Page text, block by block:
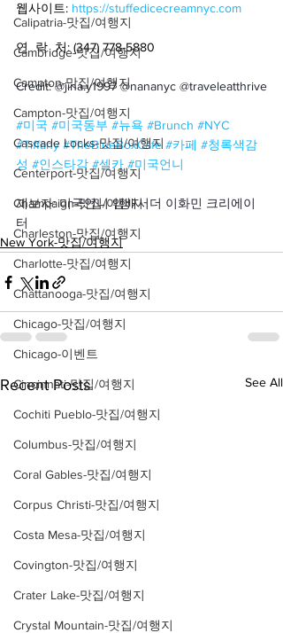
Calipatria-맛집/여행지
Cambridge-맛집/여행지
Campton-맛집/여행지
Campton-맛집/여행지
Cascade Locks-맛집/여행지
Centerport-맛집/여행지
Champaign-맛집/여행지
Charleston-맛집/여행지
Charlotte-맛집/여행지
Chattanooga-맛집/여행지
Chicago-맛집/여행지
Chicago-이벤트
Cincinnati-맛집/여행지
Cochiti Pueblo-맛집/여행지
Columbus-맛집/여행지
Coral Gables-맛집/여행지
Corpus Christi-맛집/여행지
Costa Mesa-맛집/여행지
Covington-맛집/여행지
Crater Lake-맛집/여행지
Crystal Mountain-맛집/여행지
웹사이트: https://stuffedicecreamnyc.com
연  락  처: (347) 778-5880
Credit: @jina.y1997 @nananyc @traveleatthrive
#미국 #미국동부 #뉴욕 #Brunch #NYC
#Tiffany #TheBlueBoxCafe #카페 #청록색감
성 #인스타각 #셀카 #미국언니
제보자: 미국언니 앰배서더 이화민 크리에이
터
New York-맛집/여행지
Recent Posts See All